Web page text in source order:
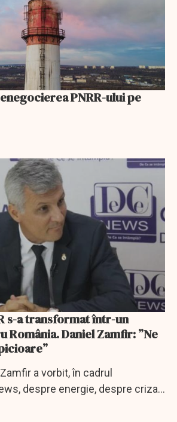
PNRR-ului pe
România. Daniel Zamfir: ”Ne
a vorbit, în cadrul
despre energie, despre criza
situația din România în acest